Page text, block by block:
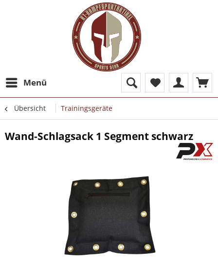
Menü
Übersicht Trainingsgeräte
Wand-Schlagsack 1 Segment schwarz